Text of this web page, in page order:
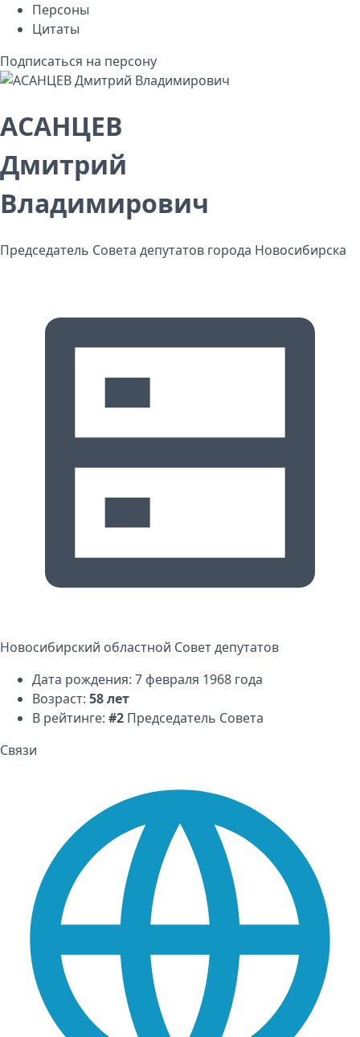
Персоны
Цитаты
Подписаться на персону
АСАНЦЕВ
Дмитрий
Владимирович
Председатель Совета депутатов города Новосибирска
Новосибирский областной Совет депутатов
Дата рождения: 7 февраля 1968 года
Возраст: 58 лет
В рейтинге: #2 Председатель Совета
Связи